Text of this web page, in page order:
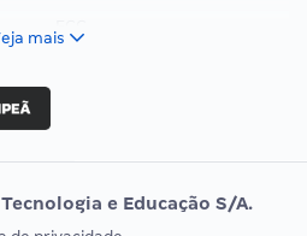
Vunesp
mais
e Educação S/A.